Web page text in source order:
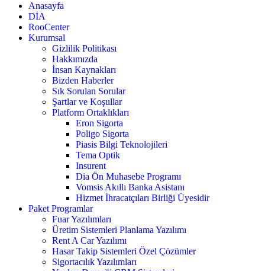
Anasayfa
DİA
RooCenter
Kurumsal
Gizlilik Politikası
Hakkımızda
İnsan Kaynakları
Bizden Haberler
Sık Sorulan Sorular
Şartlar ve Koşullar
Platform Ortaklıkları
Eron Sigorta
Poligo Sigorta
Piasis Bilgi Teknolojileri
Tema Optik
Insurent
Dia Ön Muhasebe Programı
Vomsis Akıllı Banka Asistanı
Hizmet İhracatçıları Birliği Üyesidir
Paket Programlar
Fuar Yazılımları
Üretim Sistemleri Planlama Yazılımı
Rent A Car Yazılımı
Hasar Takip Sistemleri Özel Çözümler
Sigortacılık Yazılımları